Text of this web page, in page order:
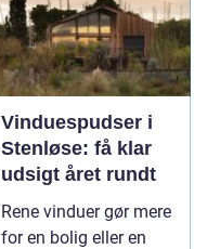
Vinduespudser i
Stenløse: få klar
udsigt året rundt
Rene vinduer gør mere
for en bolig eller en